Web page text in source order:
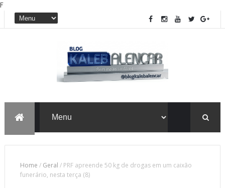
F
Home / Geral / PRF apreende 50 kg de drogas em um caixão
funerário, nesta terça (8)